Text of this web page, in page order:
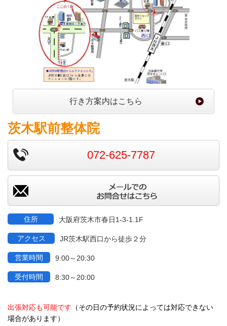
行き方案内はこちら
茨木駅前整体院
072-625-7787
住所 大阪府茨木市春日1-3-1.1F
アクセス JR茨木駅西口から徒歩２分
営業時間 9:00～20:30
受付時間 8:30～20:00
出張対応も可能です （その日の予約状況によっては対応できない
場合があります）